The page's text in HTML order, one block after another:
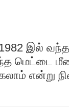
1982 இல்
மெட்டை
என்று